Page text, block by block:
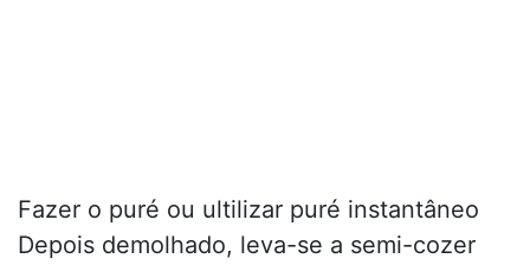
Fazer o puré ou ultilizar puré instantâneo
Depois demolhado, leva-se a semi-cozer